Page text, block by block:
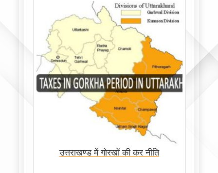
उत्तराखण्ड में गोरखों की कर नीति